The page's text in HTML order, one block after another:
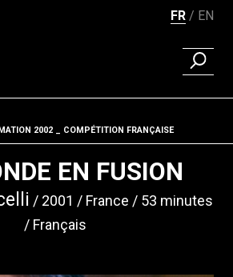
FR EN
Fil d'ariane
2002 COMPÉTITION FRANÇAISE
EN FUSION
2001 France
53 minutes
Français